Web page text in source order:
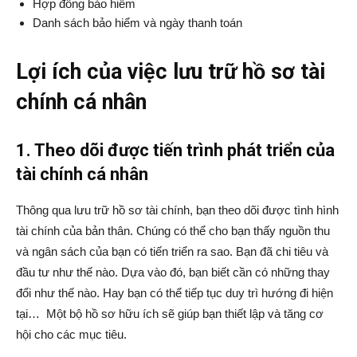
Hợp đồng bảo hiểm
Danh sách bảo hiểm và ngày thanh toán
Lợi ích của việc lưu trữ hồ sơ tài
chính cá nhân
1. Theo dõi được tiến trình phát triển của
tài chính cá nhân
Thông qua lưu trữ hồ sơ tài chính, bạn theo dõi được tình hình
tài chính của bản thân. Chúng có thể cho bạn thấy nguồn thu
và ngân sách của bạn có tiến triển ra sao. Bạn đã chi tiêu và
đầu tư như thế nào. Dựa vào đó, bạn biết cần có những thay
đổi như thế nào. Hay bạn có thể tiếp tục duy trì hướng đi hiện
tại… Một bộ hồ sơ hữu ích sẽ giúp bạn thiết lập và tăng cơ
hội cho các mục tiêu.